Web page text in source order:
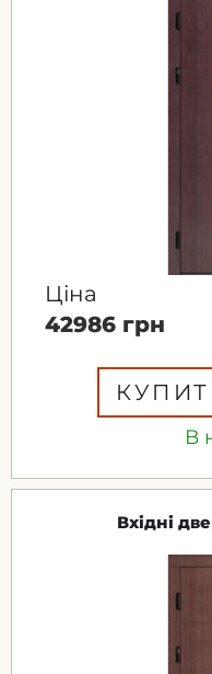
В
Ціна
42986 грн
Вхідні